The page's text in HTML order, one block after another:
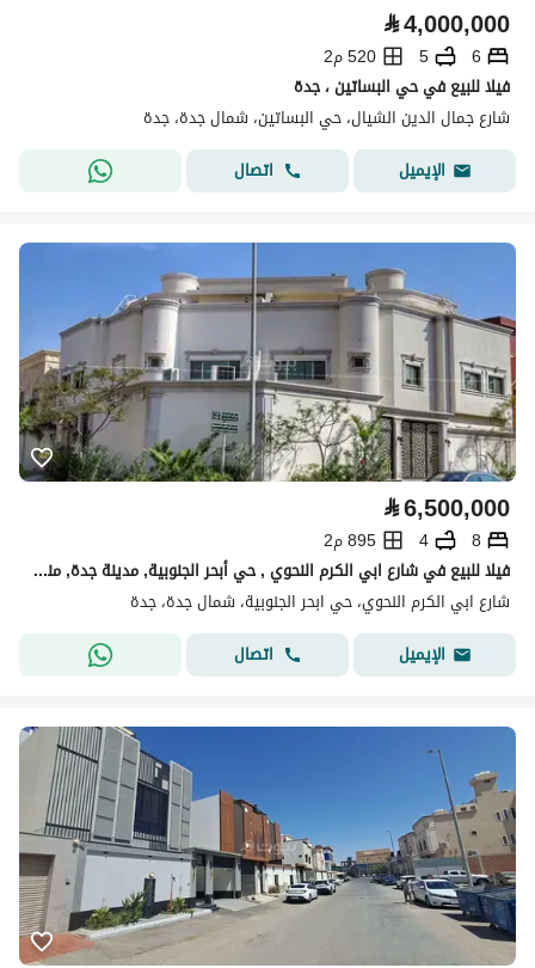
⃁4,000,000
6
5
520 م2
فيلا للبيع في حي البساتين ، جدة
شارع جمال الدين الشيال، حي البساتين، شمال جدة، جدة
الإيميل
اتصال
⃁6,500,000
8
4
895 م2
فيلا للبيع في شارع ابي الكرم النحوي , حي أبحر الجنوبية, مدينة جدة, منطقة مكة المكرمة
شارع ابي الكرم النحوي، حي ابحر الجنوبية، شمال جدة، جدة
الإيميل
اتصال